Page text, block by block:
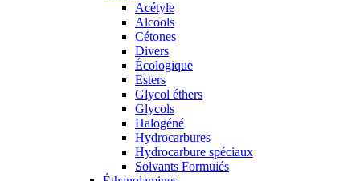
Acétyle
Alcools
Cétones
Divers
Écologique
Esters
Glycol éthers
Glycols
Halogéné
Hydrocarbures
Hydrocarbure spéciaux
Solvants Formuiés